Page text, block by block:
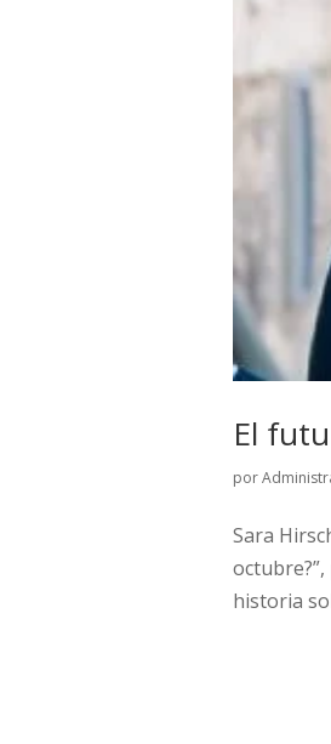
El
por
Sara
historia